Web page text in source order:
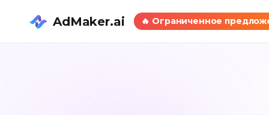
AdMaker.ai 🔥 Ограниченное